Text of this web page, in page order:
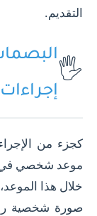
التقديم.
🖐️
كجزء من
موعد شخصي في
خلال هذا
صورة شخصية